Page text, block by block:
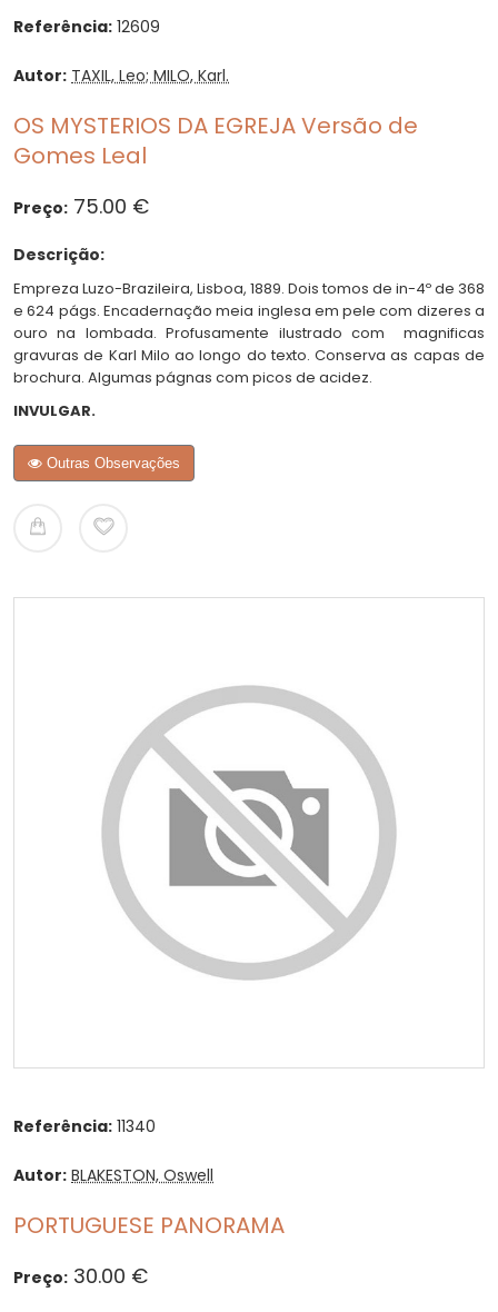
Referência: 12609
Autor: TAXIL, Leo; MILO, Karl.
OS MYSTERIOS DA EGREJA Versão de
Gomes Leal
Preço: 75.00 €
Descrição:
Empreza Luzo-Brazileira, Lisboa, 1889. Dois tomos de in-4º de 368
e 624 págs. Encadernação meia inglesa em pele com dizeres a
ouro na lombada. Profusamente ilustrado com magnificas
gravuras de Karl Milo ao longo do texto. Conserva as capas de
brochura. Algumas págnas com picos de acidez.
INVULGAR.
Outras Observações
Referência: 11340
Autor: BLAKESTON, Oswell
PORTUGUESE PANORAMA
Preço: 30.00 €